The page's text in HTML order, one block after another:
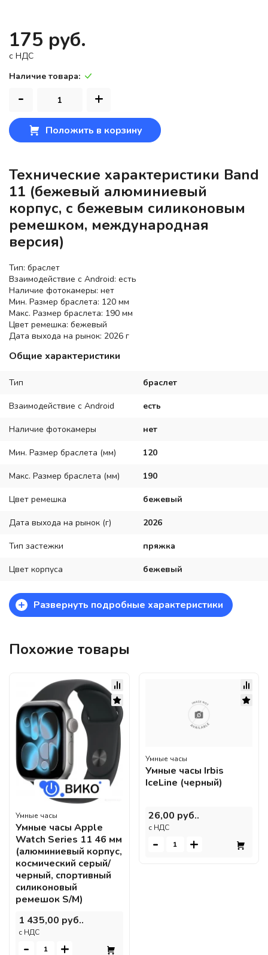
175 руб.
c НДС
Наличие товара:
- +
Положить в корзину
Технические характеристики Band
11 (бежевый алюминиевый
корпус, с бежевым силиконовым
ремешком, международная
версия)
Тип: браслет
Взаимодействие с Android: есть
Наличие фотокамеры: нет
Мин. Размер браслета: 120 мм
Макс. Размер браслета: 190 мм
Цвет ремешка: бежевый
Дата выхода на рынок: 2026 г
Общие характеристики
Тип браслет
Взаимодействие с Android есть
Наличие фотокамеры нет
Мин. Размер браслета (мм) 120
Макс. Размер браслета (мм) 190
Цвет ремешка бежевый
Дата выхода на рынок (г) 2026
Тип застежки пряжка
Цвет корпуса бежевый
+ Развернуть подробные характеристики
Похожие товары
Умные часы
Умные часы Apple
Watch Series 11 46 мм
(алюминиевый корпус,
космический серый/
черный, спортивный
силиконовый
ремешок S/M)
1 435,00 руб..
c НДС
- +
Умные часы
Умные часы Irbis
IceLine (черный)
26,00 руб..
c НДС
- +